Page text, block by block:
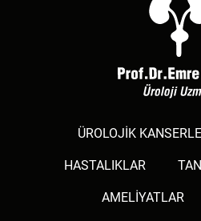
ÜROLOJİK
HASTALIKLAR
AMELİYATLAR